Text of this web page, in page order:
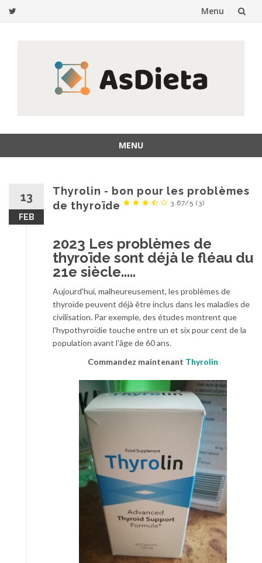
Menu
MENU
13
FEB
Thyrolin - bon pour les problèmes
de thyroïde
3.67/5 (3)
2023 Les problèmes de
thyroïde sont déjà le fléau du
21e siècle.....
Aujourd'hui, malheureusement, les problèmes de
thyroïde peuvent déjà être inclus dans les maladies de
civilisation. Par exemple, des études montrent que
l'hypothyroïdie touche entre un et six pour cent de la
population avant l'âge de 60 ans.
Commandez maintenant Thyrolin